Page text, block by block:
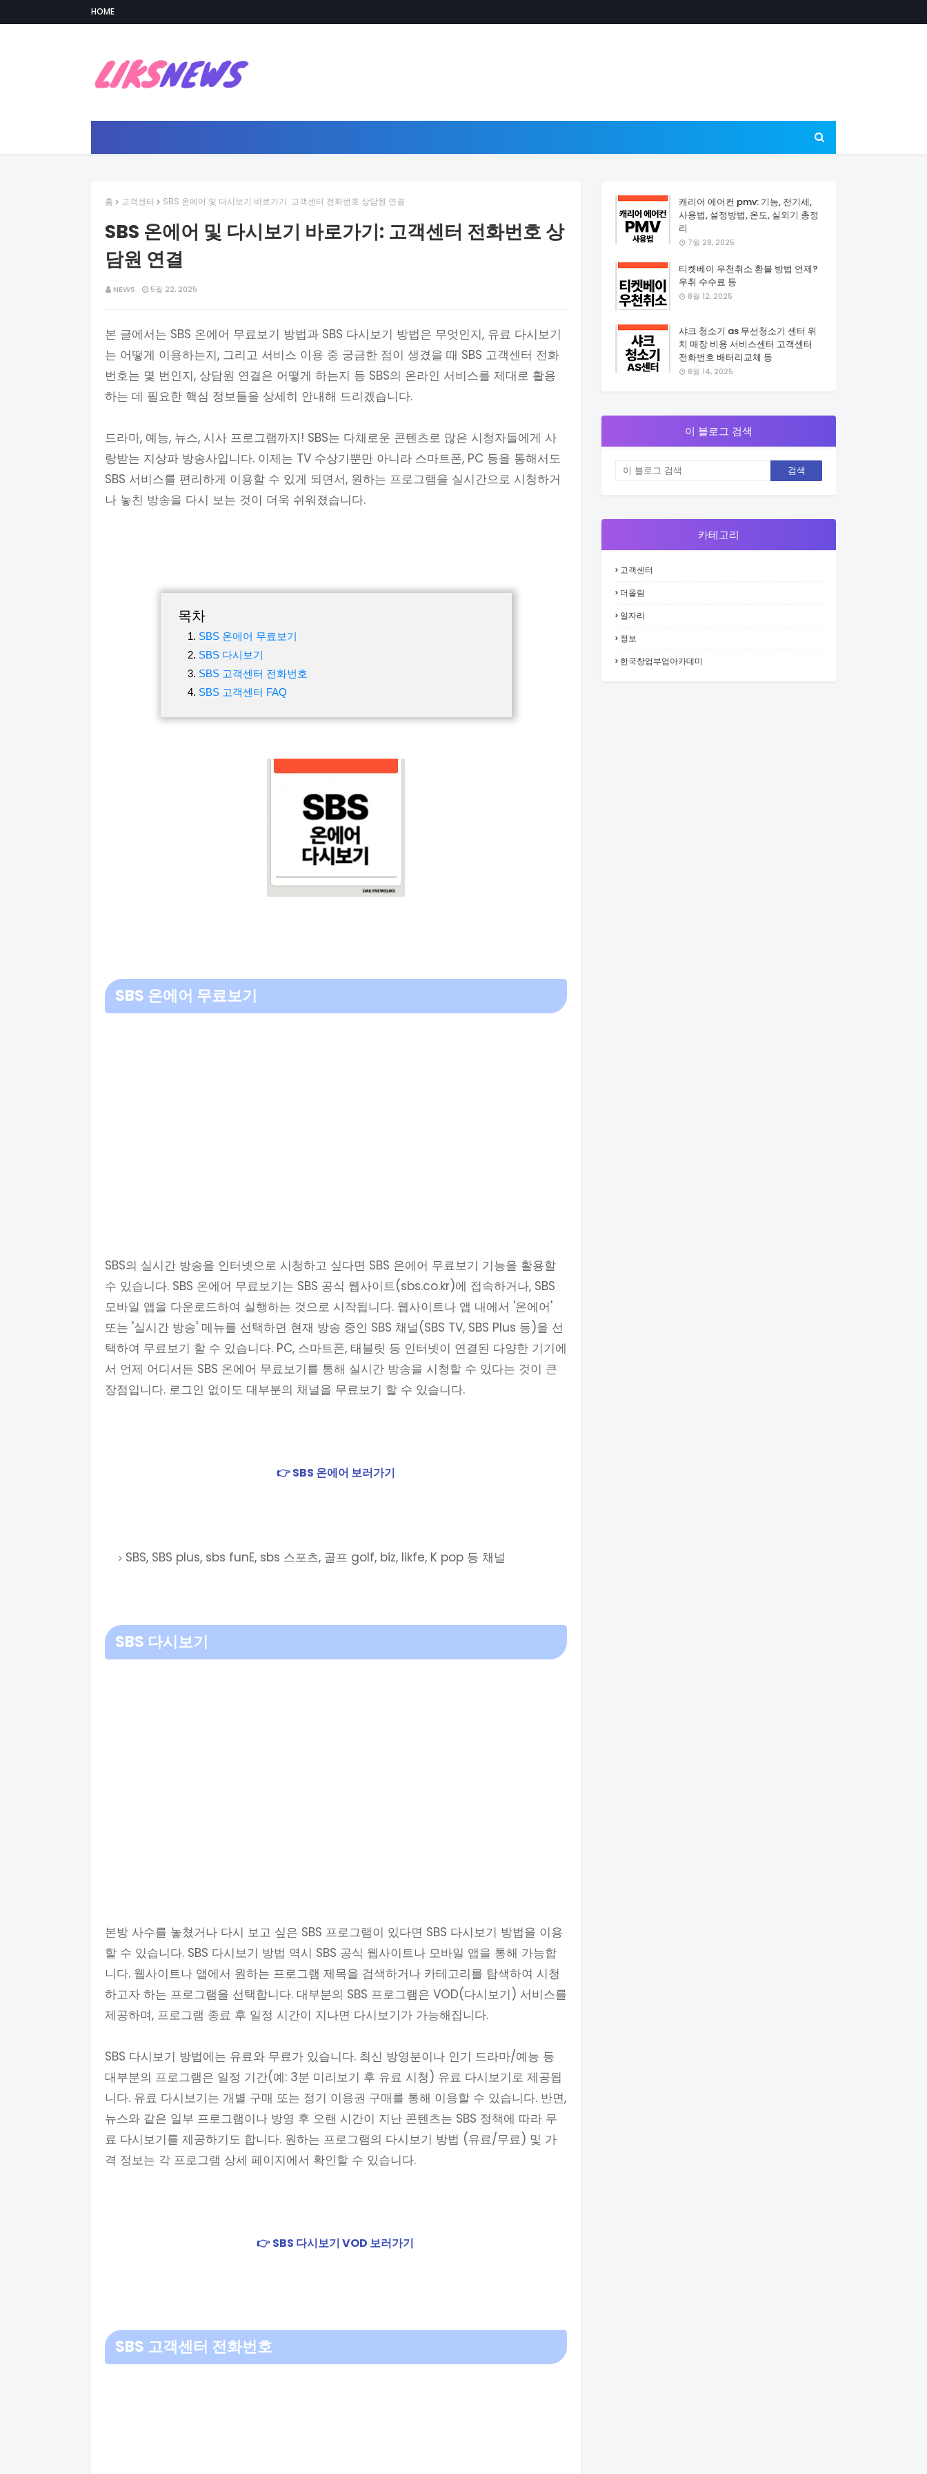
HOME
홈 고객센터 SBS 온에어 및 다시보기 바로가기: 고객센터 전화번호 상담원 연결
SBS 온에어 및 다시보기 바로가기: 고객센터 전화번호 상
담원 연결
NEWS 5월 22, 2025
본 글에서는 SBS 온에어 무료보기 방법과 SBS 다시보기 방법은 무엇인지, 유료 다시보기
는 어떻게 이용하는지, 그리고 서비스 이용 중 궁금한 점이 생겼을 때 SBS 고객센터 전화
번호는 몇 번인지, 상담원 연결은 어떻게 하는지 등 SBS의 온라인 서비스를 제대로 활용
하는 데 필요한 핵심 정보들을 상세히 안내해 드리겠습니다.
드라마, 예능, 뉴스, 시사 프로그램까지! SBS는 다채로운 콘텐츠로 많은 시청자들에게 사
랑받는 지상파 방송사입니다. 이제는 TV 수상기뿐만 아니라 스마트폰, PC 등을 통해서도
SBS 서비스를 편리하게 이용할 수 있게 되면서, 원하는 프로그램을 실시간으로 시청하거
나 놓친 방송을 다시 보는 것이 더욱 쉬워졌습니다.
목차
SBS 온에어 무료보기
SBS 다시보기
SBS 고객센터 전화번호
SBS 고객센터 FAQ
SBS 온에어 무료보기
SBS의 실시간 방송을 인터넷으로 시청하고 싶다면 SBS 온에어 무료보기 기능을 활용할
수 있습니다. SBS 온에어 무료보기는 SBS 공식 웹사이트(sbs.co.kr)에 접속하거나, SBS
모바일 앱을 다운로드하여 실행하는 것으로 시작됩니다. 웹사이트나 앱 내에서 '온에어'
또는 '실시간 방송' 메뉴를 선택하면 현재 방송 중인 SBS 채널(SBS TV, SBS Plus 등)을 선
택하여 무료보기 할 수 있습니다. PC, 스마트폰, 태블릿 등 인터넷이 연결된 다양한 기기에
서 언제 어디서든 SBS 온에어 무료보기를 통해 실시간 방송을 시청할 수 있다는 것이 큰
장점입니다. 로그인 없이도 대부분의 채널을 무료보기 할 수 있습니다.
👉 SBS 온에어 보러가기
SBS, SBS plus, sbs funE, sbs 스포츠, 골프 golf, biz, likfe, K pop 등 채널
SBS 다시보기
본방 사수를 놓쳤거나 다시 보고 싶은 SBS 프로그램이 있다면 SBS 다시보기 방법을 이용
할 수 있습니다. SBS 다시보기 방법 역시 SBS 공식 웹사이트나 모바일 앱을 통해 가능합
니다. 웹사이트나 앱에서 원하는 프로그램 제목을 검색하거나 카테고리를 탐색하여 시청
하고자 하는 프로그램을 선택합니다. 대부분의 SBS 프로그램은 VOD(다시보기) 서비스를
제공하며, 프로그램 종료 후 일정 시간이 지나면 다시보기가 가능해집니다.
SBS 다시보기 방법에는 유료와 무료가 있습니다. 최신 방영분이나 인기 드라마/예능 등
대부분의 프로그램은 일정 기간(예: 3분 미리보기 후 유료 시청) 유료 다시보기로 제공됩
니다. 유료 다시보기는 개별 구매 또는 정기 이용권 구매를 통해 이용할 수 있습니다. 반면,
뉴스와 같은 일부 프로그램이나 방영 후 오랜 시간이 지난 콘텐츠는 SBS 정책에 따라 무
료 다시보기를 제공하기도 합니다. 원하는 프로그램의 다시보기 방법 (유료/무료) 및 가
격 정보는 각 프로그램 상세 페이지에서 확인할 수 있습니다.
👉 SBS 다시보기 VOD 보러가기
SBS 고객센터 전화번호
캐리어 에어컨 pmv: 기능, 전기세,
사용법, 설정방법, 온도, 실외기 총정
리
7월 28, 2025
티켓베이 우천취소 환불 방법 언제?
우취 수수료 등
8월 12, 2025
샤크 청소기 as 무선청소기 센터 위
치 매장 비용 서비스센터 고객센터
전화번호 배터리교체 등
8월 14, 2025
이 블로그 검색
카테고리
고객센터
더올림
일자리
정보
한국창업부업아카데미